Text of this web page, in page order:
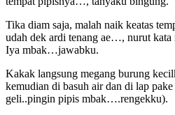
Tika diam saja, malah naik keatas
udah dek ardi tenang ae…, nurut
Iya mbak…jawabku.
Kakak langsung megang burung
kemudian di basuh air dan di lap
geli..pingin pipis mbak….rengekku).